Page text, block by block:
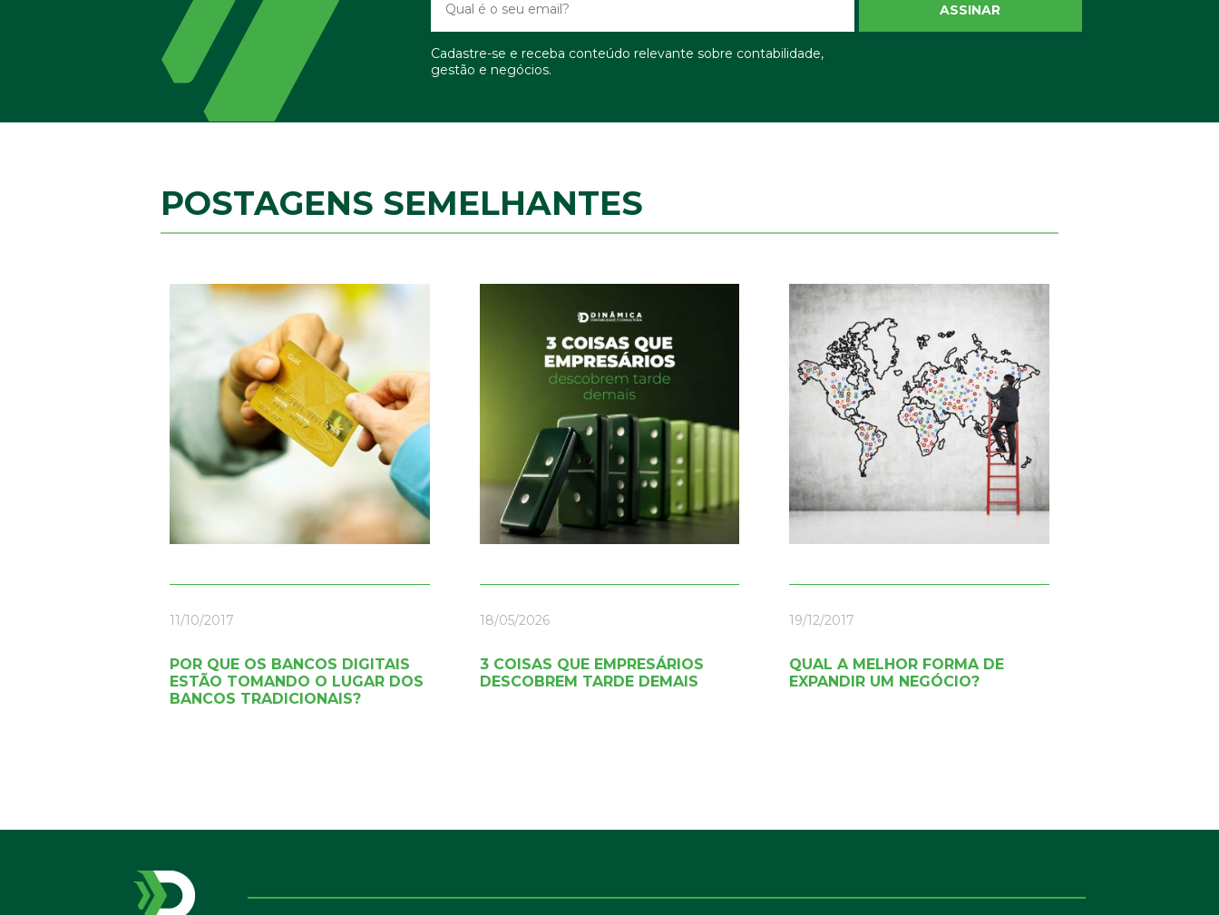
ASSINAR
Cadastre-se e receba conteúdo relevante sobre contabilidade,
gestão e negócios.
POSTAGENS SEMELHANTES
11/10/2017
POR QUE OS BANCOS DIGITAIS
ESTÃO TOMANDO O LUGAR DOS
BANCOS TRADICIONAIS?
18/05/2026
3 COISAS QUE EMPRESÁRIOS
DESCOBREM TARDE DEMAIS
19/12/2017
QUAL A MELHOR FORMA DE
EXPANDIR UM NEGÓCIO?